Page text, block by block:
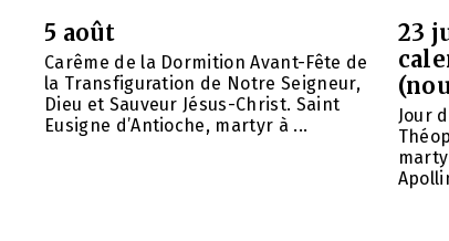
5 août
Carême de la Dormition Avant-Fête de
la Transfiguration de Notre Seigneur,
Dieu et Sauveur Jésus-Christ. Saint
Eusigne d’Antioche, martyr à ...
23
Jour